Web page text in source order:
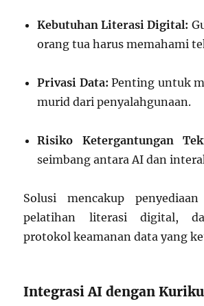
Kebutuhan Literasi Digital:
orang tua harus memahami
Privasi Data: Penting untuk
murid dari penyalahgunaan.
Risiko Ketergantungan
seimbang antara AI dan
Solusi mencakup
pelatihan literasi digital,
protokol keamanan data yang
Integrasi AI dengan